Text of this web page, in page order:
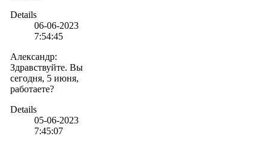
Details
06-06-2023
7:54:45
Александр:
Здравствуйте. Вы
сегодня, 5 июня,
работаете?
Details
05-06-2023
7:45:07